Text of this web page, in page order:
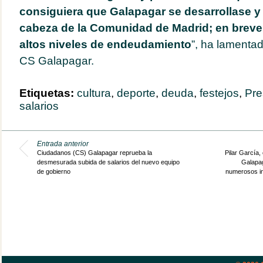
consiguiera que Galapagar se desarrollase
cabeza de la Comunidad de Madrid; en
altos niveles de endeudamiento”, ha
CS Galapagar.
Etiquetas: cultura, deporte, deuda, festejos,
salarios
Entrada anterior
Ciudadanos (CS) Galapagar reprueba la
desmesurada subida de salarios del nuevo equipo
de gobierno
Pilar García,
numerosos